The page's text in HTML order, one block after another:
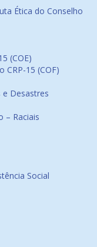
Ética do Conselho
(COE)
CRP-15 (COF)
e Desastres
– Raciais
Social